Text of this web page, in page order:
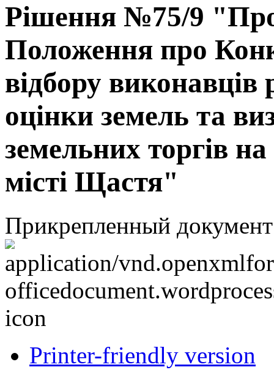
Рішення №75/9
Положення про
відбору виконавців
оцінки земель та
земельних торгів
місті Щастя"
Прикрепленный
Printer-friendly version